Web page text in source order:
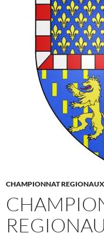
CHAMPIONNAT REGIONAUX